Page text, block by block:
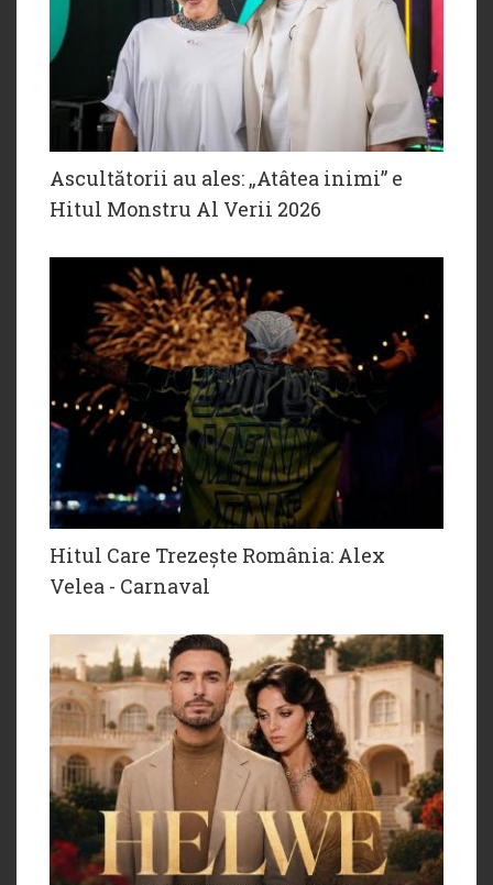
Ascultătorii au ales: „Atâtea inimi” e
Hitul Monstru Al Verii 2026
Hitul Care Trezește România: Alex
Velea - Carnaval